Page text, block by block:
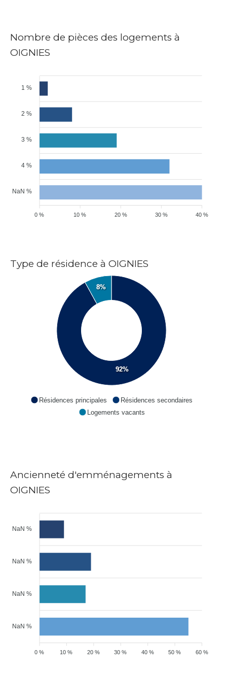
Nombre de pièces des logements à
OIGNIES
1 %
2 %
3 %
4 %
NaN %
40 %
30 %
20 %
10 %
0 %
Type de résidence à OIGNIES
92%
8%
Résidences principales
Résidences secondaires
Logements vacants
Ancienneté d'emménagements à
OIGNIES
NaN %
NaN %
NaN %
NaN %
60 %
50 %
40 %
30 %
20 %
10 %
0 %